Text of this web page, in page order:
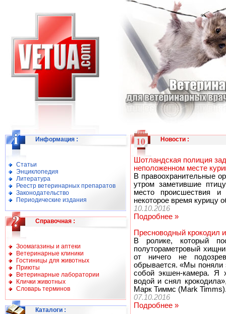
Информация :
Статьи
Энциклопедия
Литература
Реестр ветеринарных препаратов
Законодательство
Периодические издания
Справочная :
Зоомагазины и аптеки
Ветеринарные клиники
Гостиницы для животных
Приюты
Ветеринарные лаборатории
Клички животных
Словарь терминов
Каталоги :
Новости:
Шотландская полиция
неположенном месте
В правоохранительные
утром заметившие
место происшествия и
некоторое время курицу
10.10.2016
Подробнее »
Пресноводный крокодил
В ролике, который
полутораметровый
от ничего не
обрывается. «Мы поняли
собой экшен-камера. Я
водой и снял
Марк Тиммс (Mark
07.10.2016
Подробнее »